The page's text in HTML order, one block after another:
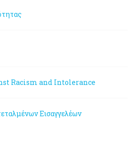
Racism and Intolerance
Εισαγγελέων